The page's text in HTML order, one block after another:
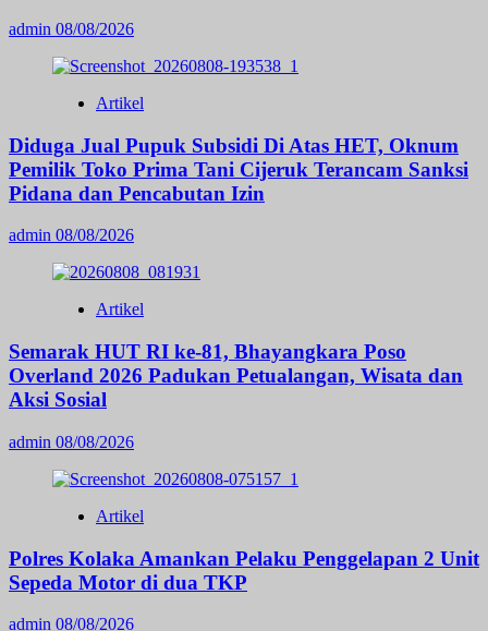
admin 08/08/2026
Artikel
Diduga Jual Pupuk Subsidi Di Atas HET, Oknum
Pemilik Toko Prima Tani Cijeruk Terancam Sanksi
Pidana dan Pencabutan Izin
admin 08/08/2026
Artikel
Semarak HUT RI ke-81, Bhayangkara Poso
Overland 2026 Padukan Petualangan, Wisata dan
Aksi Sosial
admin 08/08/2026
Artikel
Polres Kolaka Amankan Pelaku Penggelapan 2 Unit
Sepeda Motor di dua TKP
admin 08/08/2026